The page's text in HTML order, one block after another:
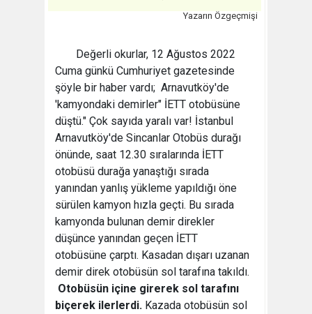
Yazarın Özgeçmişi
Değerli okurlar, 12 Ağustos 2022
Cuma günkü Cumhuriyet gazetesinde
şöyle bir haber vardı; Arnavutköy'de
'kamyondaki demirler" İETT otobüsüne
düştü." Çok sayıda yaralı var! İstanbul
Arnavutköy'de Sincanlar Otobüs durağı
önünde, saat 12.30 sıralarında İETT
otobüsü durağa yanaştığı sırada
yanından yanlış yükleme yapıldığı öne
sürülen kamyon hızla geçti. Bu sırada
kamyonda bulunan demir direkler
düşünce yanından geçen İETT
otobüsüne çarptı. Kasadan dışarı uzanan
demir direk otobüsün sol tarafına takıldı.
Otobüsün içine girerek sol tarafını
biçerek ilerlerdi. Kazada otobüsün sol